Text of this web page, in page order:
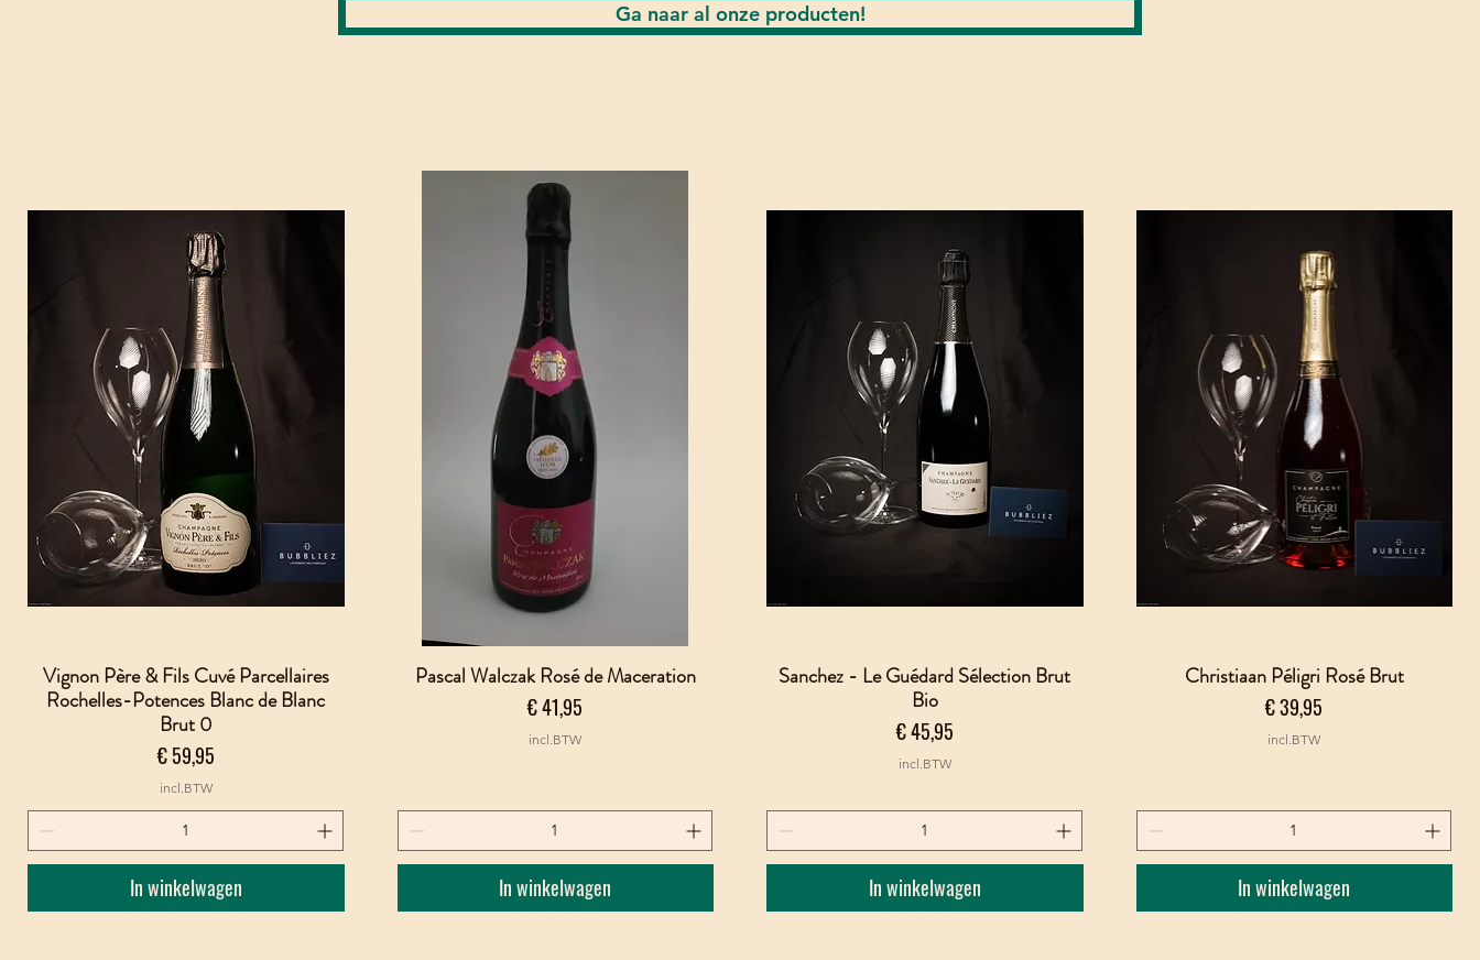
Ga naar al onze producten!
Snel overzicht
Vignon Père & Fils Cuvé Parcellaires
Rochelles-Potences Blanc de Blanc
Brut 0
Prijs
€ 59,95
incl.BTW
In winkelwagen
Snel overzicht
Pascal Walczak Rosé de Maceration
Prijs
€ 41,95
incl.BTW
In winkelwagen
Snel overzicht
Sanchez - Le Guédard Sélection Brut
Bio
Prijs
€ 45,95
incl.BTW
In winkelwagen
Snel overzicht
Christiaan Péligri Rosé Brut
Prijs
€ 39,95
incl.BTW
In winkelwagen